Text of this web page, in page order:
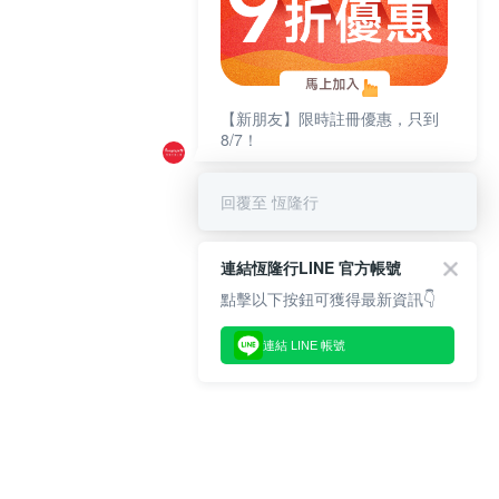
【新朋友】限時註冊優惠，只到
8/7！
回覆至 恆隆行
連結恆隆行LINE 官方帳號
點擊以下按鈕可獲得最新資訊👇
連結 LINE 帳號